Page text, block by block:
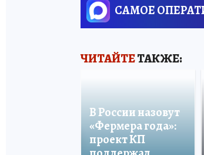
САМОЕ
ЧИТАЙТЕТАКЖЕ:
В России назовут
«Фермера года»:
проект КП